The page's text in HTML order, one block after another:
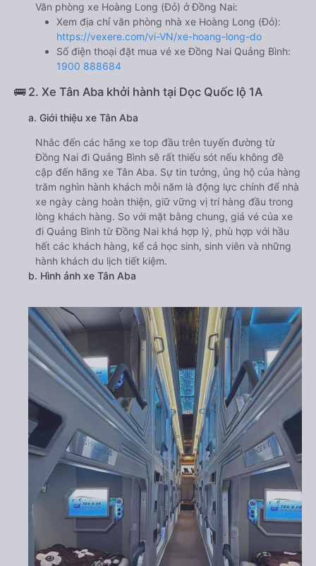
Văn phòng xe Hoàng Long (Đỏ) ở Đồng Nai:
Xem địa chỉ văn phòng nhà xe Hoàng Long (Đỏ):
https://vexere.com/vi-VN/xe-hoang-long-do
Số điện thoại đặt mua vé xe Đồng Nai Quảng Bình:
1900 888684
🚌 2. Xe Tân Aba khởi hành tại Dọc Quốc lộ 1A
a. Giới thiệu xe Tân Aba
Nhắc đến các hãng xe top đầu trên tuyến đường từ
Đồng Nai đi Quảng Bình sẽ rất thiếu sót nếu không đề
cập đến hãng xe Tân Aba. Sự tin tưởng, ủng hộ của hàng
trăm nghìn hành khách mỗi năm là động lực chính để nhà
xe ngày càng hoàn thiện, giữ vững vị trí hàng đầu trong
lòng khách hàng. So với mặt bằng chung, giá vé của xe
đi Quảng Bình từ Đồng Nai khá hợp lý, phù hợp với hầu
hết các khách hàng, kể cả học sinh, sinh viên và những
hành khách du lịch tiết kiệm.
b. Hình ảnh xe Tân Aba